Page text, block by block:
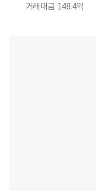
거래대금 148.4억